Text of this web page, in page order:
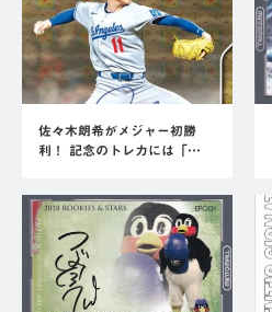
佐々木朗希がメジャー初勝
利！ 記念のトレカには「…